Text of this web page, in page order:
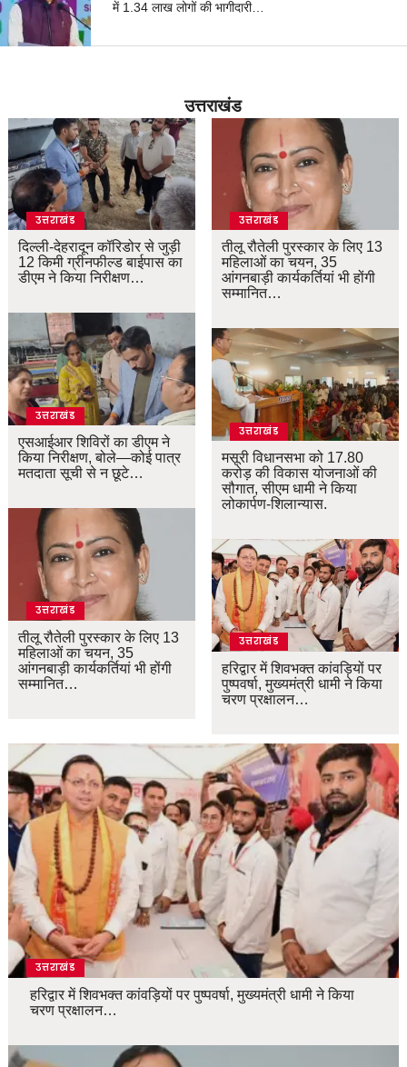
में 1.34 लाख लोगों की भागीदारी…
उत्तराखंड
उत्तराखंड
दिल्ली-देहरादून कॉरिडोर से जुड़ी
12 किमी ग्रीनफील्ड बाईपास का
डीएम ने किया निरीक्षण…
उत्तराखंड
एसआईआर शिविरों का डीएम ने
किया निरीक्षण, बोले—कोई पात्र
मतदाता सूची से न छूटे…
उत्तराखंड
तीलू रौतेली पुरस्कार के लिए 13
महिलाओं का चयन, 35
आंगनबाड़ी कार्यकर्तियां भी होंगी
सम्मानित…
उत्तराखंड
तीलू रौतेली पुरस्कार के लिए 13
महिलाओं का चयन, 35
आंगनबाड़ी कार्यकर्तियां भी होंगी
सम्मानित…
उत्तराखंड
मसूरी विधानसभा को 17.80
करोड़ की विकास योजनाओं की
सौगात, सीएम धामी ने किया
लोकार्पण-शिलान्यास.
उत्तराखंड
हरिद्वार में शिवभक्त कांवड़ियों पर
पुष्पवर्षा, मुख्यमंत्री धामी ने किया
चरण प्रक्षालन…
उत्तराखंड
हरिद्वार में शिवभक्त कांवड़ियों पर पुष्पवर्षा, मुख्यमंत्री धामी ने किया
चरण प्रक्षालन…